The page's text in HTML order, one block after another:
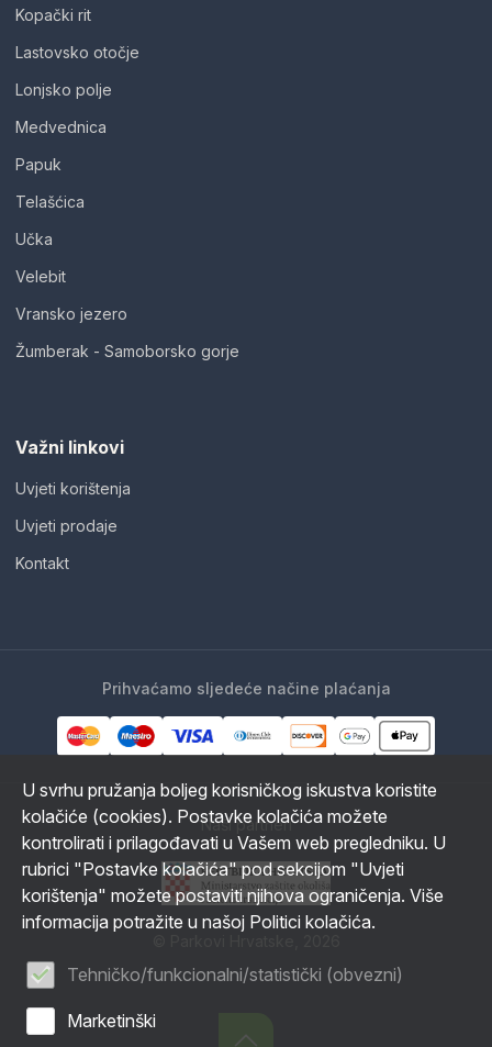
Kopački rit
Lastovsko otočje
Lonjsko polje
Medvednica
Papuk
Telašćica
Učka
Velebit
Vransko jezero
Žumberak - Samoborsko gorje
Važni linkovi
Uvjeti korištenja
Uvjeti prodaje
Kontakt
Prihvaćamo sljedeće načine plaćanja
Naši partneri
U svrhu pružanja boljeg korisničkog iskustva koristite
kolačiće (cookies). Postavke kolačića možete
kontrolirati i prilagođavati u Vašem web pregledniku. U
rubrici "Postavke kolačića" pod sekcijom "Uvjeti
korištenja" možete postaviti njihova ograničenja. Više
informacija potražite u našoj Politici kolačića.
Tehničko/funkcionalni/statistički (obvezni)
Marketinški